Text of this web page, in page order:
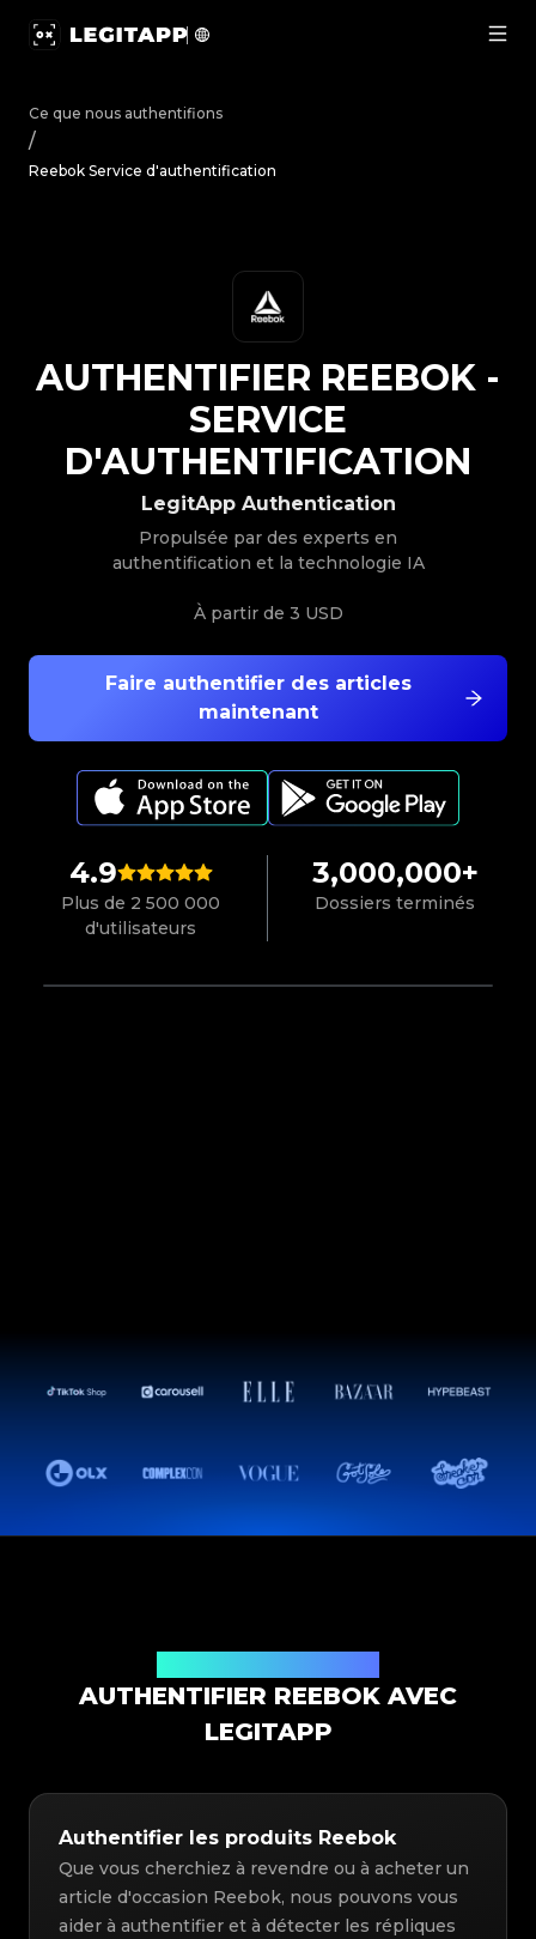
Ce que nous authentifions
/
Reebok Service d'authentification
4.9
Plus de 2 500 000
d'utilisateurs
3,000,000+
Dossiers terminés
Faire authentifier des articles
maintenant
LegitApp Authentication
Propulsée par des experts en
authentification et la technologie IA
À partir de 3 USD
AUTHENTIFIER REEBOK -
SERVICE
D'AUTHENTIFICATION
AUTHENTIFIER REEBOK AVEC
LEGITAPP
Authentifier les produits Reebok
Que vous cherchiez à revendre ou à acheter un
article d'occasion Reebok, nous pouvons vous
aider à authentifier et à détecter les répliques